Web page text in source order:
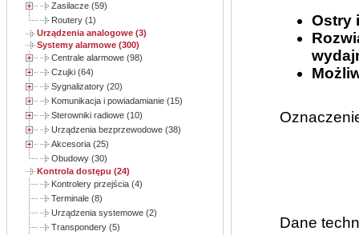
Zasilacze (59)
Routery (1)
Urządzenia analogowe (3)
Systemy alarmowe (300)
Centrale alarmowe (98)
Czujki (64)
Sygnalizatory (20)
Komunikacja i powiadamianie (15)
Sterowniki radiowe (10)
Urządzenia bezprzewodowe (38)
Akcesoria (25)
Obudowy (30)
Kontrola dostępu (24)
Kontrolery przejścia (4)
Terminale (8)
Urządzenia systemowe (2)
Transpondery (5)
Ostry
Dane